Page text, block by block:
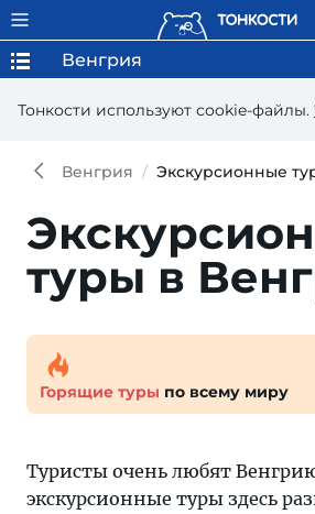
Тонкости используют сookie-файлы.
Венгрия
Венгрия Экскурсионные
туры в
Горящие туры по всему миру
Туристы очень любят
экскурсионные туры здесь